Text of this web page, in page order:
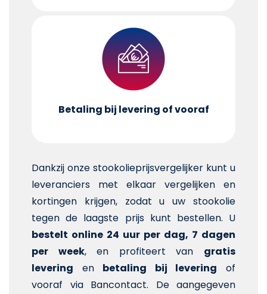
Betaling bij levering of vooraf
Dankzij onze stookolieprijsvergelijker kunt u
leveranciers met elkaar vergelijken en
kortingen krijgen, zodat u uw stookolie
tegen de laagste prijs kunt bestellen. U
bestelt online 24 uur per dag, 7 dagen
per week, en profiteert van gratis
levering en betaling bij levering of
vooraf via Bancontact. De aangegeven